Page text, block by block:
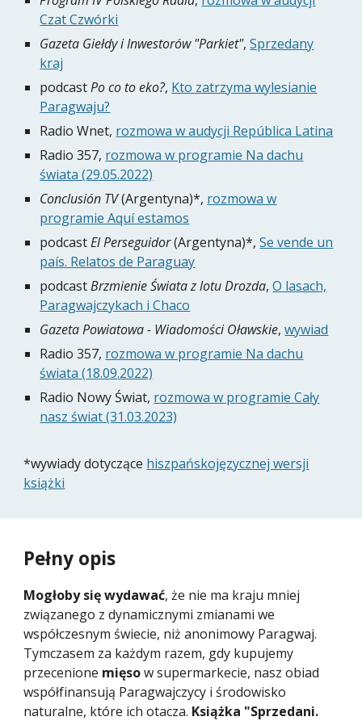
Czat Czwórki
Gazeta Giełdy i Inwestorów "Parkiet",Sprzedany
kraj
podcastPo co to eko?, Kto zatrzyma wylesianie
Paragwaju?
Radio Wnet, rozmowa w audycji República Latina
Radio 357, rozmowa w programie Na dachu
świata (29.05.2022)
Conclusión TV(Argentyna)*, rozmowa w
programie Aquí estamos
podcastEl Perseguidor(Argentyna)*,Se vende un
país. Relatos de Paraguay
podcastBrzmienie Świata z lotu Drozda,O lasach,
Paragwajczykach i Chaco
Gazeta Powiatowa - Wiadomości Oławskie,wywiad
Radio 357, rozmowa w programie Na dachu
świata (18.09.2022)
Radio Nowy Świat, rozmowa w programie Cały
nasz świat (31.03.2023)
*wywiady dotyczące hiszpańskojęzycznej wersji
książki
Pełny opis
Mogłoby się wydawać, że nie ma kraju mniej
związanego z dynamicznymi zmianami we
współczesnym świecie, niż anonimowy Paragwaj.
Tymczasem za każdym razem, gdy kupujemy
przecenione mięsow supermarkecie, nasz obiad
współfinansują Paragwajczycy i środowisko
naturalne, które ich otacza. Książka "Sprzedani.